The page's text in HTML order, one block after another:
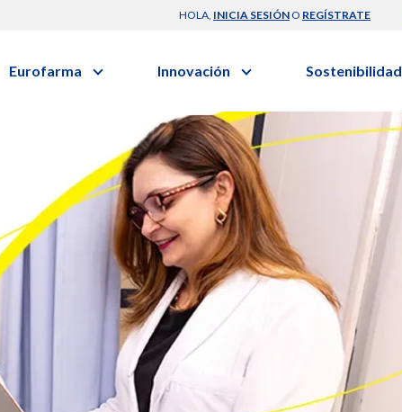
HOLA, INICIA SESIÓNO REGÍSTRATE
Eurofarma
y Reconocimientos
de Visitas
Innovación
Nuevos Negocios
Investigación Clínica
Investigación y Desarrollo
Profesionales de Salud | EurON Pro
Sostenibilidad
Gobierno Corporativo
Informe de Sostenibilidad
Responsabilidad Compartida
Balance Financiero